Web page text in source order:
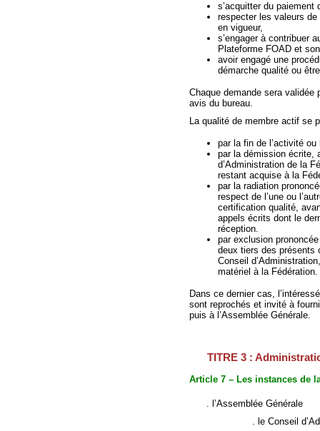
s’acquitter du paiement
respecter les valeurs
en vigueur,
s’engager à contribuer
Plateforme FOAD et
avoir engagé une
démarche qualité ou
Chaque demande sera validée
avis du bureau.
La qualité de membre actif se
par la fin de l’activité
par la démission écrite,
d’Administration de la
restant acquise à la
par la radiation
respect de l’une ou
certification qualité,
appels écrits dont le
réception.
par exclusion
deux tiers des présents
Conseil
matériel à la Fédération.
Dans ce dernier cas,
sont reprochés et invité à
puis à l’Assemblée Générale.
TITRE 3 :
Article 7 – Les instances de
. l’Assemblée Générale
. le Conseil